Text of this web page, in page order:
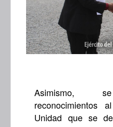
Asimismo,
reconocimientos
Unidad que se